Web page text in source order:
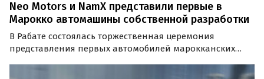
Neo Motors и NamX представили первые в
Марокко автомашины собственной разработки
В Рабате состоялась торжественная церемония
представления первых автомобилей марокканских
Neo Motors, который напоминает модели Jeep, а также